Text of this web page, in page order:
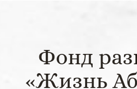
Фонд
«Жизнь